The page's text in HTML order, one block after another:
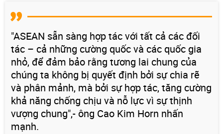
"ASEAN sẵn sàng hợp tác với tất cả các đối
tác – cả những cường quốc và các quốc gia
nhỏ, để đảm bảo rằng tương lai chung của
chúng ta không bị quyết định bởi sự chia rẽ
và phân mảnh, mà bởi sự hợp tác, tăng cường
khả năng chống chịu và nỗ lực vì sự thịnh
vượng chung",- ông Cao Kim Horn nhấn
mạnh.